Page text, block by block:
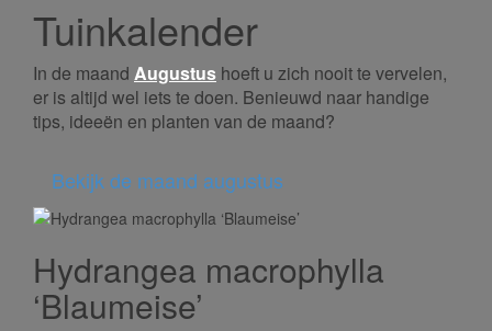
Tuinkalender
In de maand Augustus hoeft u zich nooit te vervelen,
er is altijd wel iets te doen. Benieuwd naar handige
tips, ideeën en planten van de maand?
Bekijk de maand augustus
Hydrangea macrophylla
‘Blaumeise’